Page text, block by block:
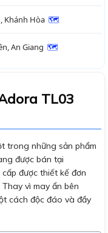
Khánh Hòa 🗺
An Giang 🗺
TL03
trong những sản phẩm
được bán tại
được thiết kế đơn
vì may ẩn bên
cách độc đáo và đầy